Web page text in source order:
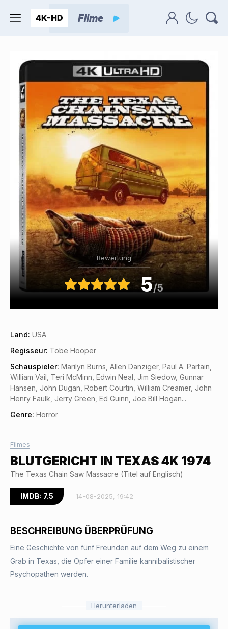
Bewertung
5/5
Land: USA
Regisseur: Tobe Hooper
Schauspieler: Marilyn Burns, Allen Danziger, Paul A. Partain,
William Vail, Teri McMinn, Edwin Neal, Jim Siedow, Gunnar
Hansen, John Dugan, Robert Courtin, William Creamer, John
Henry Faulk, Jerry Green, Ed Guinn, Joe Bill Hogan...
Genre: Horror
Filmes
BLUTGERICHT IN TEXAS 4K 1974
The Texas Chain Saw Massacre (Titel auf Englisch)
IMDB: 7.5 14-08-2025, 19:42
BESCHREIBUNG ÜBERPRÜFUNG
Eine Geschichte von fünf Freunden auf dem Weg zu einem
Grab in Texas, die Opfer einer Familie kannibalistischer
Psychopathen werden.
Herunterladen